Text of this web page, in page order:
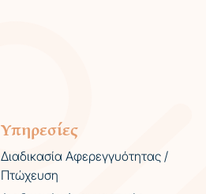
Υπηρεσίες
Διαδικασία Αφερεγγυότητας /
Πτώχευση